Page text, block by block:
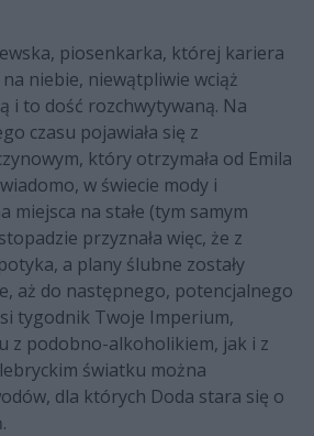
piosenkarka, której kariera
niebie, niewątpliwie wciąż
i to dość rozchwytywaną. Na
czasu pojawiała się z
który otrzymała od Emila
w świecie mody i
miejsca na stałe (tym samym
przyznała więc, że z
a plany ślubne zostały
aż do następnego, potencjalnego
tygodnik Twoje Imperium,
z podobno-alkoholikiem, jak i z
światku można
dla których Doda stara się o